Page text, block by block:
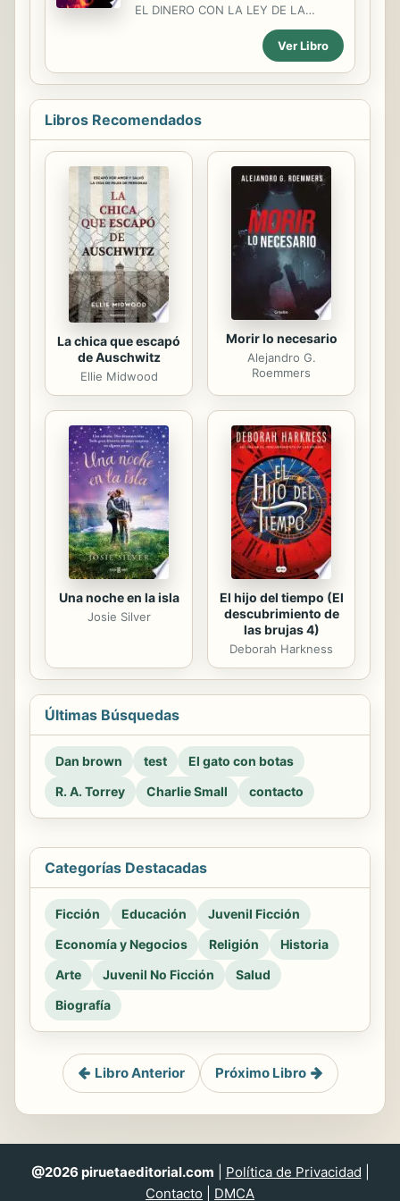
superar su ruptura no va a ser tan
fácil como pensaba, que es difícil el...
EL DINERO CON LA LEY DE LA
ATRACCIÓN de Ximo Despuig. El
Cruce J. K. Vélez El Cruce es la
nueva novela de ciencia ficción de J.
K. Vélez. Si nunca has leído nada de
este autor, échale un vistazo a los
primeros capítulos de cualquiera de
engancharte. Sobre la novela David
es un niño de ocho años que ha
perdido a su madre. Una noche sale
de casa obligado por una poderosa
atracción. Sus pies lo arrastran sin
que él pueda evitarlo hacia un
turbador encuentro con lo
desconocido. Sigue a...
Ver Libro
Libros Recomendados
La chica que escapó
de Auschwitz
Ellie Midwood
Morir lo necesario
Alejandro G.
Roemmers
Una noche en la isla
Josie Silver
El hijo del tiempo (El
descubrimiento de
las brujas 4)
Deborah Harkness
Últimas Búsquedas
Dan brown test
El gato con botas
R. A. Torrey
Charlie Small contacto
Categorías Destacadas
Ficción Educación
Juvenil Ficción
Economía y Negocios
Religión
Historia
Arte
Juvenil No Ficción
Salud
Biografía
Libro Anterior Próximo Libro
@2026 piruetaeditorial.com Política de Privacidad
Contacto
DMCA